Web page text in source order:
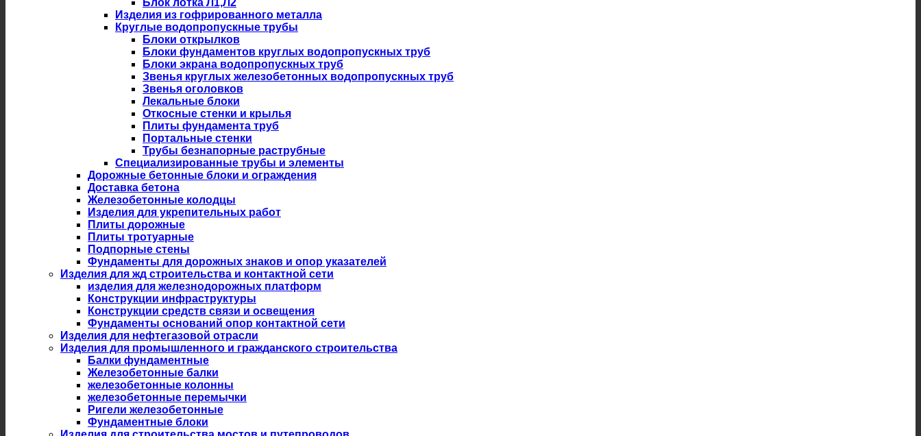
Изделия из гофрированного металла
Круглые водопропускные трубы
Блоки открылков
Блоки фундаментов круглых водопропускных труб
Блоки экрана водопропускных труб
Звенья круглых железобетонных водопропускных труб
Звенья оголовков
Лекальные блоки
Откосные стенки и крылья
Плиты фундамента труб
Портальные стенки
Трубы безнапорные раструбные
Специализированные трубы и элементы
Дорожные бетонные блоки и ограждения
Доставка бетона
Железобетонные колодцы
Изделия для укрепительных работ
Плиты дорожные
Плиты тротуарные
Подпорные стены
Фундаменты для дорожных знаков и опор указателей
Изделия для жд строительства и контактной сети
изделия для железнодорожных платформ
Конструкции инфраструктуры
Конструкции средств связи и освещения
Фундаменты оснований опор контактной сети
Изделия для нефтегазовой отрасли
Изделия для промышленного и гражданского строительства
Балки фундаментные
Железобетонные балки
железобетонные колонны
железобетонные перемычки
Ригели железобетонные
Фундаментные блоки